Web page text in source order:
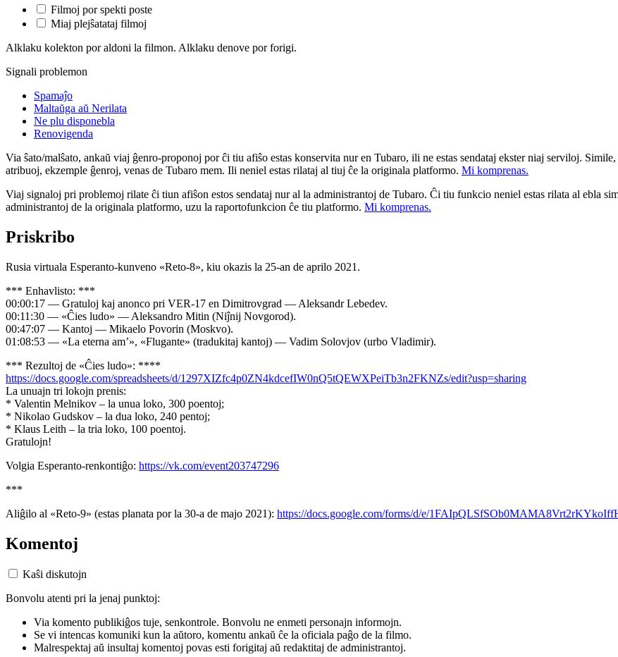
Filmoj por spekti poste
Miaj plejŝatataj filmoj
Alklaku kolekton por aldoni la filmon. Alklaku denove por forigi.
Signali problemon
Spamaĵo
Maltaŭga aŭ Nerilata
Ne plu disponebla
Renovigenda
Via ŝato/malŝato, ankaŭ viaj ĝenro-proponoj por ĉi tiu afiŝo estas konservita nur en Tubaro, ili ne estas sendataj ekster niaj serviloj.
atribuoj, ekzemple ĝenroj, venas de Tubaro mem. Ili neniel estas rilataj al tiuj ĉe la originala platformo. Mi komprenas.
Viaj signaloj pri problemoj rilate ĉi tiun afiŝon estos sendataj nur al la administrantoj de Tubaro. Ĉi tiu funkcio neniel estas rilata al ebla
administrantoj de la originala platformo, uzu la raportofunkcion ĉe tiu platformo. Mi komprenas.
Priskribo
Rusia virtuala Esperanto-kunveno «Reto-8», kiu okazis la 25-an de aprilo 2021.
*** Enhavlisto: ***
00:00:17 — Gratuloj kaj anonco pri VER-17 en Dimitrovgrad — Aleksandr Lebedev.
00:11:30 — «Ĉies ludo» — Aleksandro Mitin (Niĵnij Novgorod).
00:47:07 — Kantoj — Mikaelo Povorin (Moskvo).
01:08:53 — «La eterna am’», «Flugante» (tradukitaj kantoj) — Vadim Solovjov (urbo Vladimir).
*** Rezultoj de «Ĉies ludo»: ****
https://docs.google.com/spreadsheets/d/1297XIZfc4p0ZN4kdcefIW0nQ5tQEWXPeiTb3n2FKNZs/edit?usp=sharing
La unuajn tri lokojn prenis:
* Valentin Melnikov – la unua loko, 300 poentoj;
* Nikolao Gudskov – la dua loko, 240 pentoj;
* Klaus Leith – la tria loko, 100 poentoj.
Gratulojn!
Volgia Esperanto-renkontiĝo: https://vk.com/event203747296
***
Aliĝilo al «Reto-9» (estas planata por la 30-a de majo 2021): https://docs.google.com/forms/d/e/
Komentoj
Kaŝi diskutojn
Bonvolu atenti pri la jenaj punktoj:
Via komento publikiĝos tuje, senkontrole. Bonvolu ne enmeti personajn informojn.
Se vi intencas komuniki kun la aŭtoro, komentu ankaŭ ĉe la oficiala paĝo de la filmo.
Malrespektaj aŭ insultaj komentoj povas esti forigitaj aŭ redaktitaj de administrantoj.